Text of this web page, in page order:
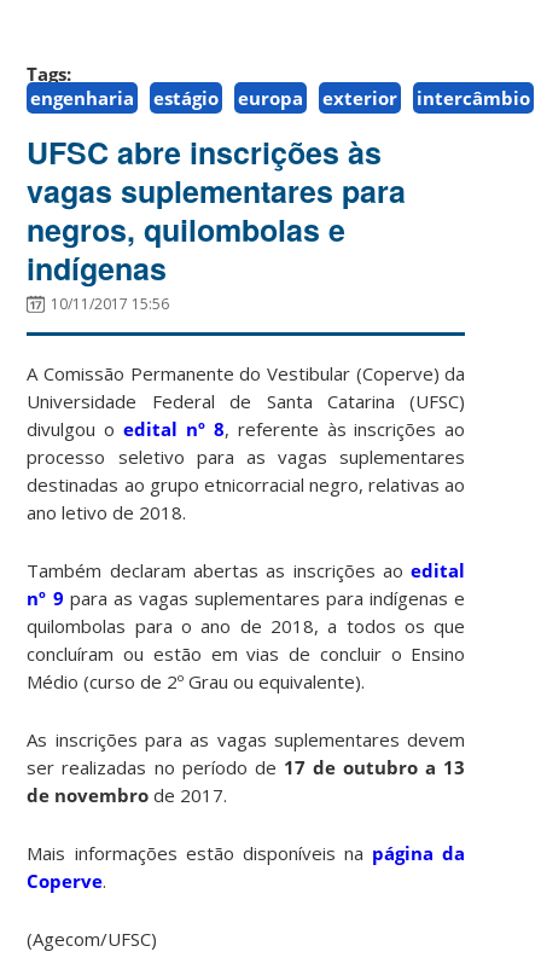
Tags:
engenharia
estágio europa exterior intercâmbio
UFSC abre inscrições às
vagas suplementares para
negros, quilombolas e
indígenas
10/11/2017 15:56
A Comissão Permanente do Vestibular (Coperve) da
Universidade Federal de Santa Catarina (UFSC)
divulgou oedital nº 8, referente às inscrições ao
processo seletivo para as vagas suplementares
destinadas ao grupo etnicorracial negro, relativas ao
ano letivo de 2018.
Também declaram abertas as inscrições aoedital
nº 9 para as vagas suplementares para indígenas e
quilombolas para o ano de 2018, a todos os que
concluíram ou estão em vias de concluir o Ensino
Médio (curso de 2º Grau ou equivalente).
As inscrições para as vagas suplementares devem
ser realizadas no período de 17 de outubro a 13
de novembro de 2017.
Mais informações estão disponíveis na página da
Coperve.
(Agecom/UFSC)